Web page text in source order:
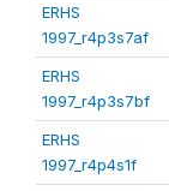
ERHS
1997_r4p3s7af
ERHS
1997_r4p3s7bf
ERHS
1997_r4p4s1f